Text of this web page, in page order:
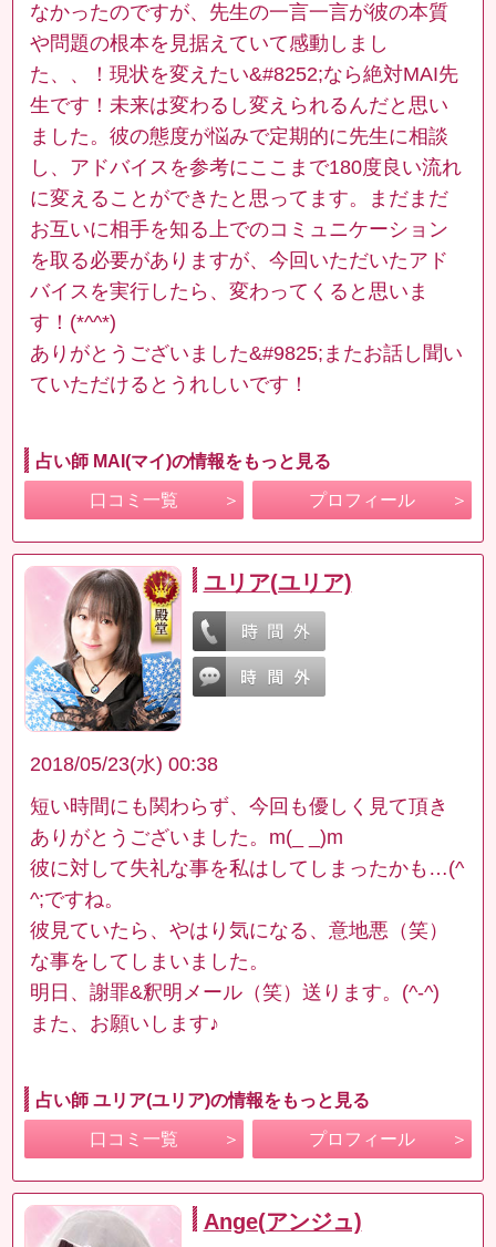
なかったのですが、先生の一言一言が彼の本質
や問題の根本を見据えていて感動しまし
た、、！現状を変えたい&#8252;なら絶対MAI先
生です！未来は変わるし変えられるんだと思い
ました。彼の態度が悩みで定期的に先生に相談
し、アドバイスを参考にここまで180度良い流れ
に変えることができたと思ってます。まだまだ
お互いに相手を知る上でのコミュニケーション
を取る必要がありますが、今回いただいたアド
バイスを実行したら、変わってくると思いま
す！(*^^*)
ありがとうございました&#9825;またお話し聞い
ていただけるとうれしいです！
占い師 MAI(マイ)の情報をもっと見る
口コミ一覧 プロフィール
ユリア(ユリア)
2018/05/23(水) 00:38
短い時間にも関わらず、今回も優しく見て頂き
ありがとうございました。m(_ _)m
彼に対して失礼な事を私はしてしまったかも…(^
^;ですね。
彼見ていたら、やはり気になる、意地悪（笑）
な事をしてしまいました。
明日、謝罪&釈明メール（笑）送ります。(^-^)
また、お願いします♪
占い師 ユリア(ユリア)の情報をもっと見る
口コミ一覧 プロフィール
Ange(アンジュ)